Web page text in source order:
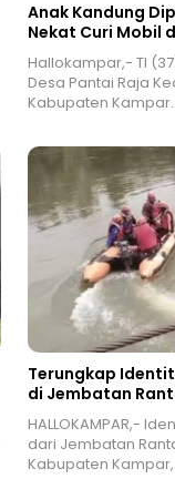
Anak Kandung
Nekat Curi Mobil
Hallokampar,- TI
Desa Pantai Raja
Kabupaten
Terungkap
di Jembatan
HALLOKAMPAR,-
dari Jembatan
Kabupaten